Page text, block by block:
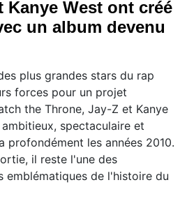
Kanye West ont créé
un album devenu
plus grandes stars du rap
forces pour un projet
the Throne, Jay-Z et Kanye
spectaculaire et
profondément les années 2010.
il reste l'une des
emblématiques de l'histoire du